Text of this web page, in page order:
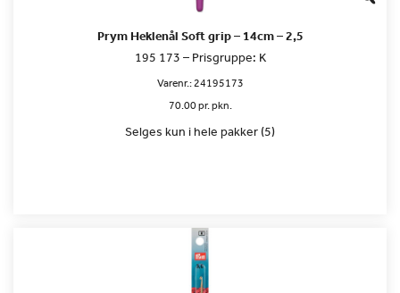
Prym Heklenål Soft grip – 14cm – 2,5
195 173 – Prisgruppe: K
Varenr.:24195173
70.00 pr. pkn.
Selges kun i hele pakker (5)